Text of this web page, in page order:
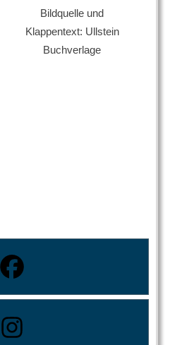
Bildquelle und
Klappentext: Ullstein
Buchverlage